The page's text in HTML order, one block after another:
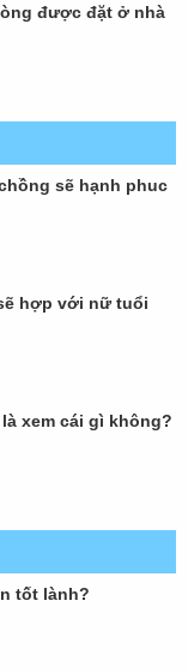
được đặt ở nhà
sẽ hạnh phuc
hợp với nữ tuổi
xem cái gì không?
tốt lành?